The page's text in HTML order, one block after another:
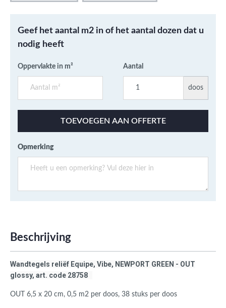
Geef het aantal m2 in of het aantal dozen dat u
nodig heeft
Oppervlakte in m² Aantal
doos
TOEVOEGEN AAN OFFERTE
Opmerking
Beschrijving
Wandtegels reliëf Equipe, Vibe, NEWPORT GREEN - OUT
glossy, art. code 28758
OUT 6,5 x 20 cm, 0,5 m2 per doos, 38 stuks per doos